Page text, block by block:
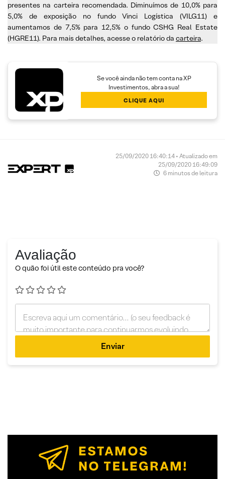
presentes na carteira recomendada. Diminuímos de 10,0% para
5,0% de exposição no fundo Vinci Logística (VILG11) e
aumentamos de 7,5% para 12,5% o fundo CSHG Real Estate
(HGRE11). Para mais detalhes, acesse o relatório da carteira.
Se você ainda não tem conta na XP
Investimentos, abra a sua!
CLIQUE AQUI
25/09/2020 16:40:14 • Atualizado em
25/09/2020 16:49:09
6 minutos de leitura
Avaliação
O quão foi útil este conteúdo pra você?
Enviar